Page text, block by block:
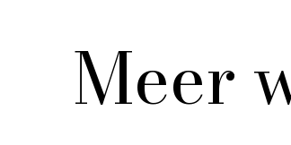
Meer